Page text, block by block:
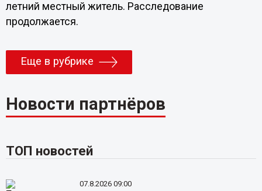
летний местный житель. Расследование
продолжается.
Еще в рубрике
Новости партнёров
ТОП новостей
07.8.2026 09:00